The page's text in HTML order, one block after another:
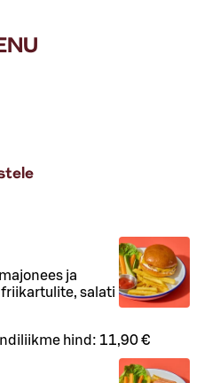
ja
salati
hind: 11,90 €